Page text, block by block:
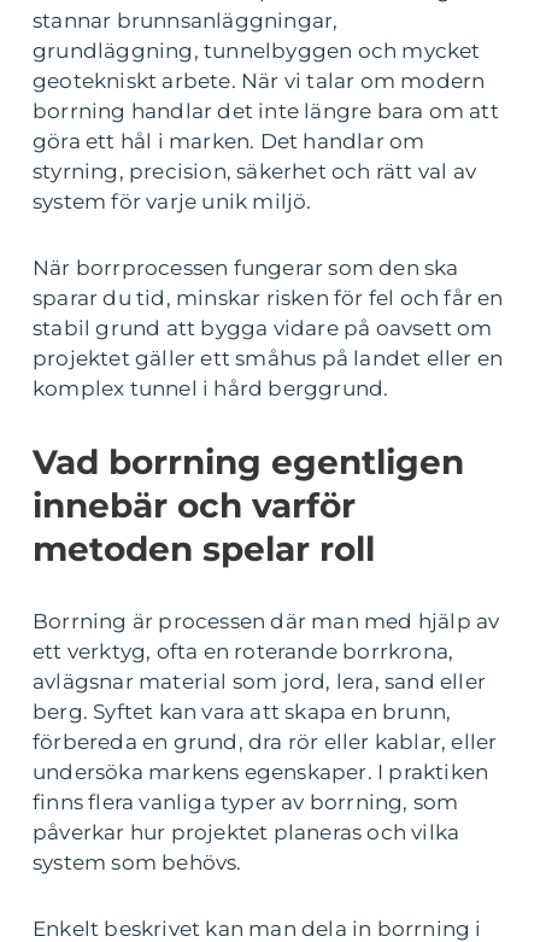
stannar brunnsanläggningar,
grundläggning, tunnelbyggen och mycket
geotekniskt arbete. När vi talar om modern
borrning handlar det inte längre bara om att
göra ett hål i marken. Det handlar om
styrning, precision, säkerhet och rätt val av
system för varje unik miljö.
När borrprocessen fungerar som den ska
sparar du tid, minskar risken för fel och får en
stabil grund att bygga vidare på oavsett om
projektet gäller ett småhus på landet eller en
komplex tunnel i hård berggrund.
Vad borrning egentligen
innebär och varför
metoden spelar roll
Borrning är processen där man med hjälp av
ett verktyg, ofta en roterande borrkrona,
avlägsnar material som jord, lera, sand eller
berg. Syftet kan vara att skapa en brunn,
förbereda en grund, dra rör eller kablar, eller
undersöka markens egenskaper. I praktiken
finns flera vanliga typer av borrning, som
påverkar hur projektet planeras och vilka
system som behövs.
Enkelt beskrivet kan man dela in borrning i